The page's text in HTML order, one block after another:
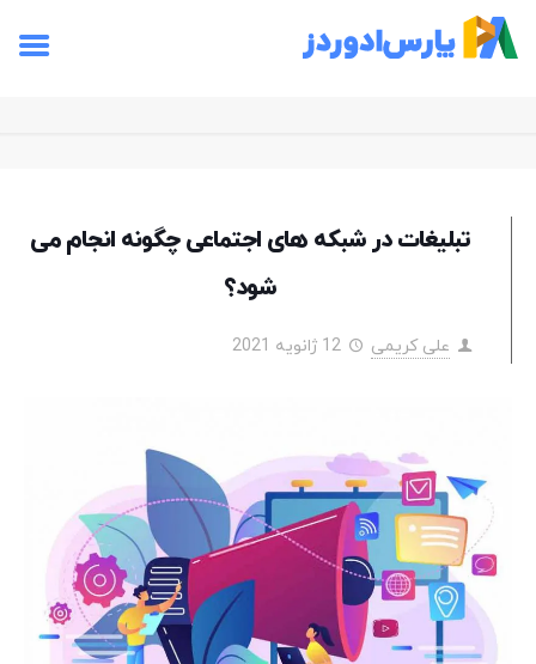
تبلیغات در شبکه های اجتماعی چگونه انجام می
شود؟
علی کریمی 12 ژانویه 2021